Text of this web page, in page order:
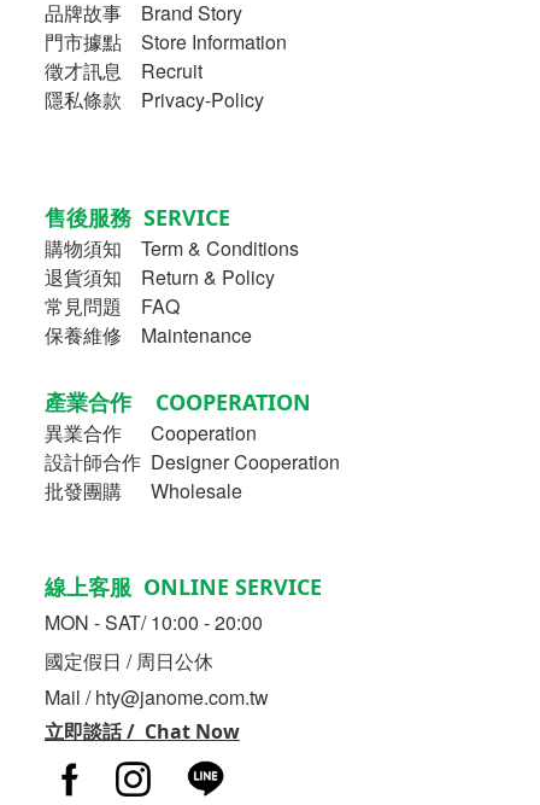
品牌故事
Brand Story
門市據點 Store Information
徵才訊息 Recruit
隱私條款 Privacy-Policy
售後服務 SERVICE
購物須知
Term & Conditions
退貨須知 Return & Policy
常見問題 FAQ
保養維修 Maintenance
產業合作 COOPERATION
異業合作
Cooperation
設計師合作 Designer Cooperation
批發團購 Wholesale
線上客服 ONLINE SERVICE
MON - SAT/ 10:00 - 20:00
國定假日 / 周日公休
Mail / hty@janome.com.tw
立即談話 / Chat Now